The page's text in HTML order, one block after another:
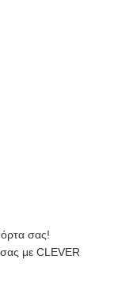
σας!
με CLEVER